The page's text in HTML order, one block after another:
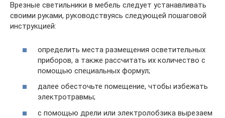
Врезные светильники в мебель следует устанавливать
своими руками, руководствуясь следующей пошаговой
инструкцией:
определить места размещения осветительных
приборов, а также рассчитать их количество с
помощью специальных формул;
далее обесточьте помещение, чтобы избежать
электротравмы;
с помощью дрели или электролобзика вырезаем